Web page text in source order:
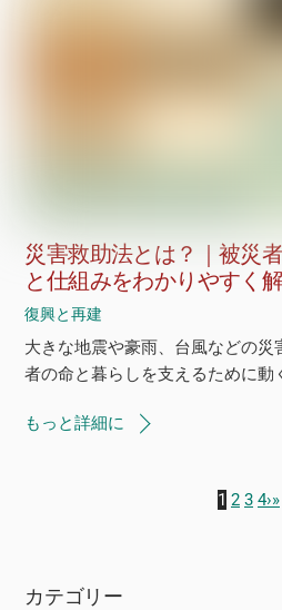
災害救助法とは？｜被災
と仕組みをわかりやすく
復興と再建
大きな地震や豪雨、台風などの災
者の命と暮らしを支えるために動
もっと詳細に
1 2 3 4›»
カテゴリー